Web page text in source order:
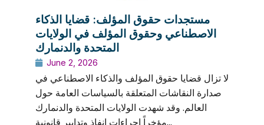
مستجدات حقوق المؤلف: قضايا الذكاء
الاصطناعي وحقوق المؤلف في الولايات
المتحدة والدنمارك
June 2, 2026
لا تزال قضايا حقوق المؤلف والذكاء الاصطناعي في
صدارة النقاشات المتعلقة بالسياسات العامة حول
العالم. وقد شهدت الولايات المتحدة والدنمارك
مؤخراً إجراءات إنفاذ وتدابير قانونية...